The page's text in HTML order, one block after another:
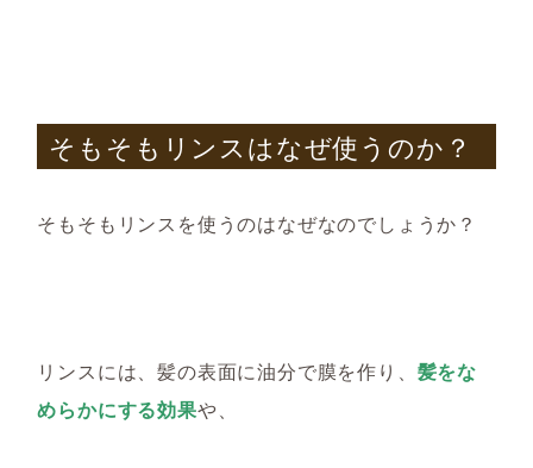
そもそもリンスはなぜ使うのか？
そもそもリンスを使うのはなぜなのでしょうか？
リンスには、髪の表面に油分で膜を作り、 髪をな
めらかにする効果や、